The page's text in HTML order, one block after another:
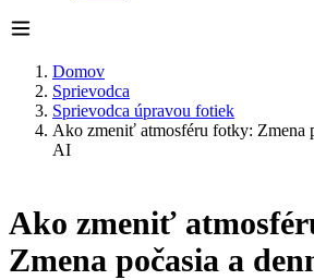
Domov
Sprievodca
Sprievodca úpravou fotiek
Ako zmeniť atmosféru fotky: Zmena
AI
Ako zmeniť
Zmena počasia a